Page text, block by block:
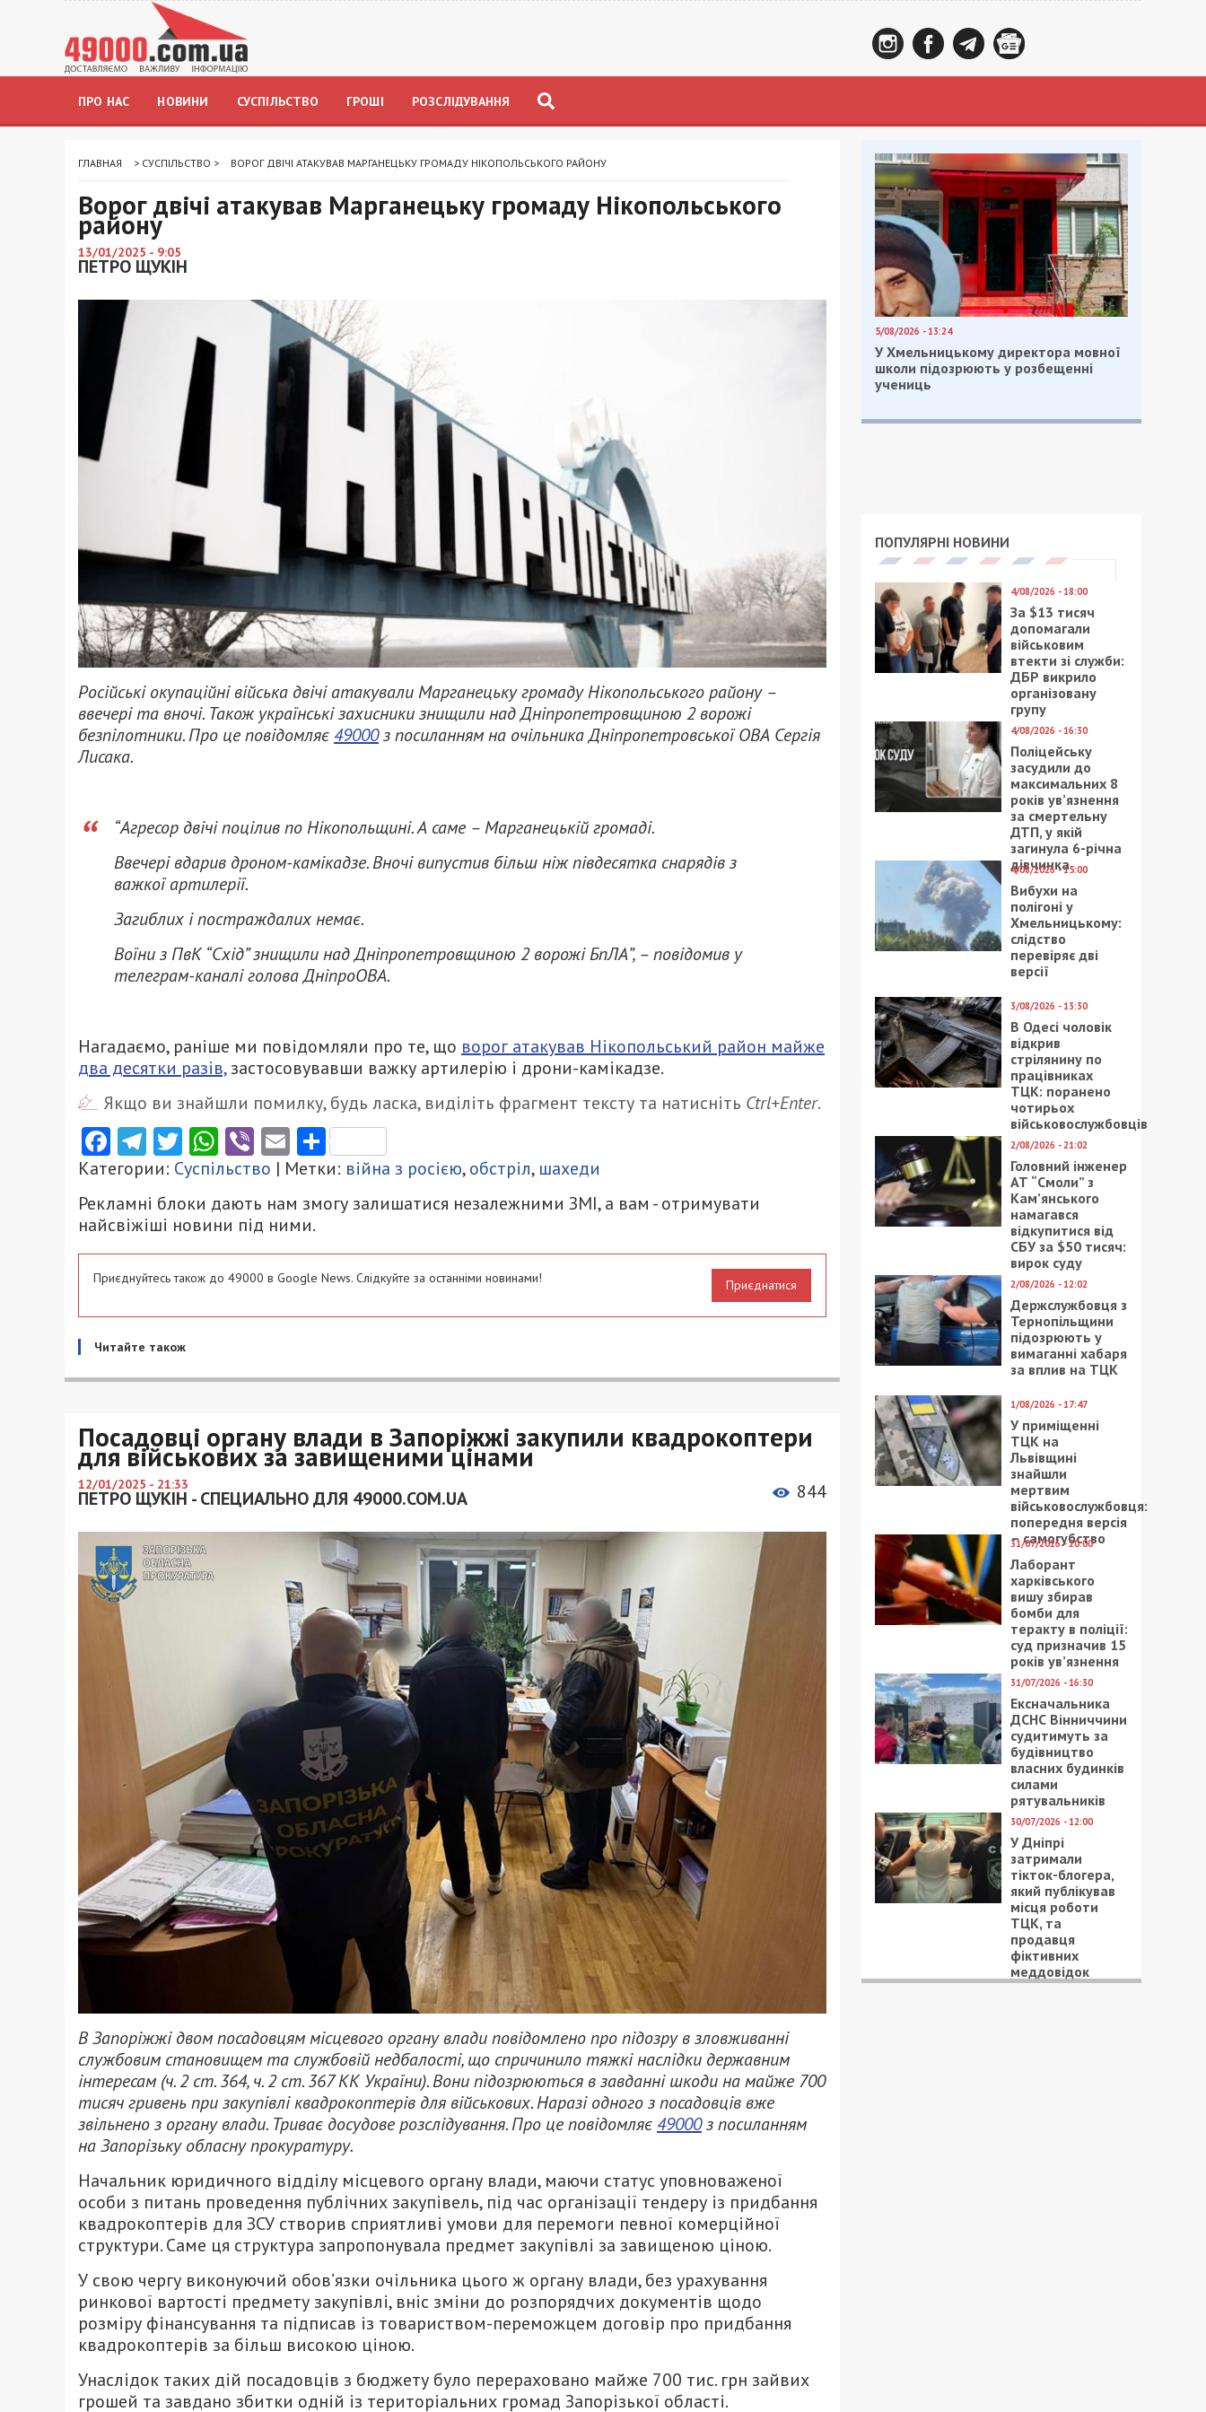
ПРО НАС НОВИНИ СУСПІЛЬСТВО ГРОШІ РОЗСЛІДУВАННЯ
ГЛАВНАЯ > СУСПІЛЬСТВО > ВОРОГ ДВІЧІ АТАКУВАВ МАРГАНЕЦЬКУ ГРОМАДУ НІКОПОЛЬСЬКОГО РАЙОНУ
Ворог двічі атакував Марганецьку громаду Нікопольського
району
13/01/2025 - 9:05
ПЕТРО ЩУКІН
Російські окупаційні війська двічі атакували Марганецьку громаду Нікопольського району –
ввечері та вночі. Також українські захисники знищили над Дніпропетровщиною 2 ворожі
безпілотники. Про це повідомляє49000з посиланням на очільника Дніпропетровської ОВА Сергія
Лисака.
“Агресор двічі поцілив по Нікопольщині. А саме – Марганецькій громаді.
Ввечері вдарив дроном-камікадзе. Вночі випустив більш ніж півдесятка снарядів з
важкої артилерії.
Загиблих і постраждалих немає.
Воїни з ПвК “Схід” знищили над Дніпропетровщиною 2 ворожі БпЛА”, – повідомив у
телеграм-каналі голова ДніпроОВА.
Нагадаємо, раніше ми повідомляли про те, що ворог атакував Нікопольський район майже
два десятки разів,застосовувавши важку артилерію і дрони-камікадзе.
Якщо ви знайшли помилку, будь ласка, виділіть фрагмент тексту та натисніть Ctrl+Enter.
Facebook
Telegram
Twitter
WhatsApp
ViberEmailПоділитися
Категории: Суспільство | Метки: війна з росією,обстріл, шахеди
Рекламні блоки дають нам змогу залишатися незалежними ЗМІ, а вам - отримувати
найсвіжіші новини під ними.
Приєднуйтесь також до 49000 в Google News. Слідкуйте за останніми новинами! Приєднатися
Читайте також
Посадовці органу влади в Запоріжжі закупили квадрокоптери
для військових за завищеними цінами
12/01/2025 - 21:33
ПЕТРО ЩУКІН - СПЕЦИАЛЬНО ДЛЯ 49000.COM.UA 844
В Запоріжжі двом посадовцям місцевого органу влади повідомлено про підозру в зловживанні
службовим становищем та службовій недбалості, що спричинило тяжкі наслідки державним
інтересам (ч. 2 ст. 364, ч. 2 ст. 367 КК України). Вони підозрюються в завданні шкоди на майже 700
тисяч гривень при закупівлі квадрокоптерів для військових. Наразі одного з посадовців вже
звільнено з органу влади. Триває досудове розслідування. Про це повідомляє49000з посиланням
на Запорізьку обласну прокуратуру.
Начальник юридичного відділу місцевого органу влади, маючи статус уповноваженої
особи з питань проведення публічних закупівель, під час організації тендеру із придбання
квадрокоптерів для ЗСУ створив сприятливі умови для перемоги певної комерційної
структури. Саме ця структура запропонувала предмет закупівлі за завищеною ціною.
У свою чергу виконуючий обов’язки очільника цього ж органу влади, без урахування
ринкової вартості предмету закупівлі, вніс зміни до розпорядчих документів щодо
розміру фінансування та підписав із товариством-переможцем договір про придбання
квадрокоптерів за більш високою ціною.
Унаслідок таких дій посадовців з бюджету було перераховано майже 700 тис. грн зайвих
грошей та завдано збитки одній із територіальних громад Запорізької області.
5/08/2026 - 13:24
У Хмельницькому директора мовної
школи підозрюють у розбещенні
учениць
ПОПУЛЯРНІ НОВИНИ
4/08/2026 - 18:00
За $13 тисяч
допомагали
військовим
втекти зі служби:
ДБР викрило
організовану
групу
4/08/2026 - 16:30
Поліцейську
засудили до
максимальних 8
років ув’язнення
за смертельну
ДТП, у якій
загинула 6-річна
дівчинка
4/08/2026 - 15:00
Вибухи на
полігоні у
Хмельницькому:
слідство
перевіряє дві
версії
3/08/2026 - 13:30
В Одесі чоловік
відкрив
стрілянину по
працівниках
ТЦК: поранено
чотирьох
військовослужбовців
2/08/2026 - 21:02
Головний інженер
АТ “Смоли” з
Кам’янського
намагався
відкупитися від
СБУ за $50 тисяч:
вирок суду
2/08/2026 - 12:02
Держслужбовця з
Тернопільщини
підозрюють у
вимаганні хабаря
за вплив на ТЦК
1/08/2026 - 17:47
У приміщенні
ТЦК на
Львівщині
знайшли
мертвим
військовослужбовця:
попередня версія
– самогубство
31/07/2026 - 20:00
Лаборант
харківського
вишу збирав
бомби для
теракту в поліції:
суд призначив 15
років ув’язнення
31/07/2026 - 16:30
Ексначальника
ДСНС Вінниччини
судитимуть за
будівництво
власних будинків
силами
рятувальників
30/07/2026 - 12:00
У Дніпрі
затримали
тікток-блогера,
який публікував
місця роботи
ТЦК, та
продавця
фіктивних
меддовідок